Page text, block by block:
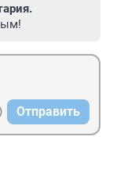
Отправить